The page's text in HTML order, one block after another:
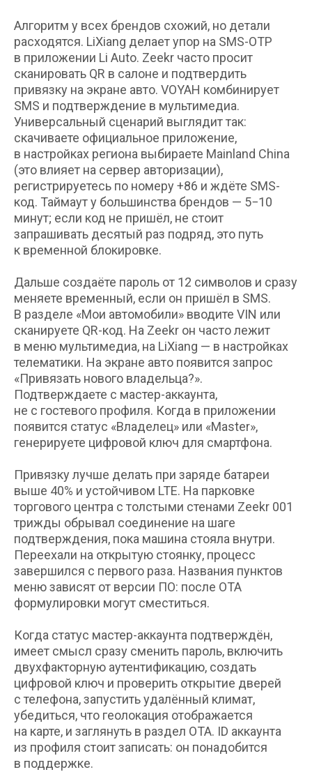
Алгоритм у всех брендов схожий, но детали
расходятся. LiXiang делает упор на SMS-OTP
в приложении Li Auto. Zeekr часто просит
сканировать QR в салоне и подтвердить
привязку на экране авто. VOYAH комбинирует
SMS и подтверждение в мультимедиа.
Универсальный сценарий выглядит так:
скачиваете официальное приложение,
в настройках региона выбираете Mainland China
(это влияет на сервер авторизации),
регистрируетесь по номеру +86 и ждёте SMS-
код. Таймаут у большинства брендов — 5−10
минут; если код не пришёл, не стоит
запрашивать десятый раз подряд, это путь
к временной блокировке.
Дальше создаёте пароль от 12 символов и сразу
меняете временный, если он пришёл в SMS.
В разделе «Мои автомобили» вводите VIN или
сканируете QR-код. На Zeekr он часто лежит
в меню мультимедиа, на LiXiang — в настройках
телематики. На экране авто появится запрос
«Привязать нового владельца?».
Подтверждаете с мастер-аккаунта,
не с гостевого профиля. Когда в приложении
появится статус «Владелец» или «Master»,
генерируете цифровой ключ для смартфона.
Привязку лучше делать при заряде батареи
выше 40% и устойчивом LTE. На парковке
торгового центра с толстыми стенами Zeekr 001
трижды обрывал соединение на шаге
подтверждения, пока машина стояла внутри.
Переехали на открытую стоянку, процесс
завершился с первого раза. Названия пунктов
меню зависят от версии ПО: после OTA
формулировки могут сместиться.
Когда статус мастер-аккаунта подтверждён,
имеет смысл сразу сменить пароль, включить
двухфакторную аутентификацию, создать
цифровой ключ и проверить открытие дверей
с телефона, запустить удалённый климат,
убедиться, что геолокация отображается
на карте, и заглянуть в раздел OTA. ID аккаунта
из профиля стоит записать: он понадобится
в поддержке.